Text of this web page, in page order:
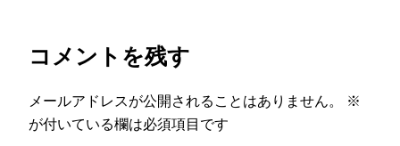
コメントを残す
メールアドレスが公開されることはありません。
※
が付いている欄は必須項目です